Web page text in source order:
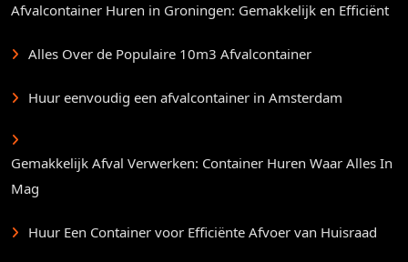
Afvalcontainer Huren in Groningen: Gemakkelijk en Efficiënt
Alles Over de Populaire 10m3 Afvalcontainer
Huur eenvoudig een afvalcontainer in Amsterdam
Gemakkelijk Afval Verwerken: Container Huren Waar Alles In
Mag
Huur Een Container voor Efficiënte Afvoer van Huisraad